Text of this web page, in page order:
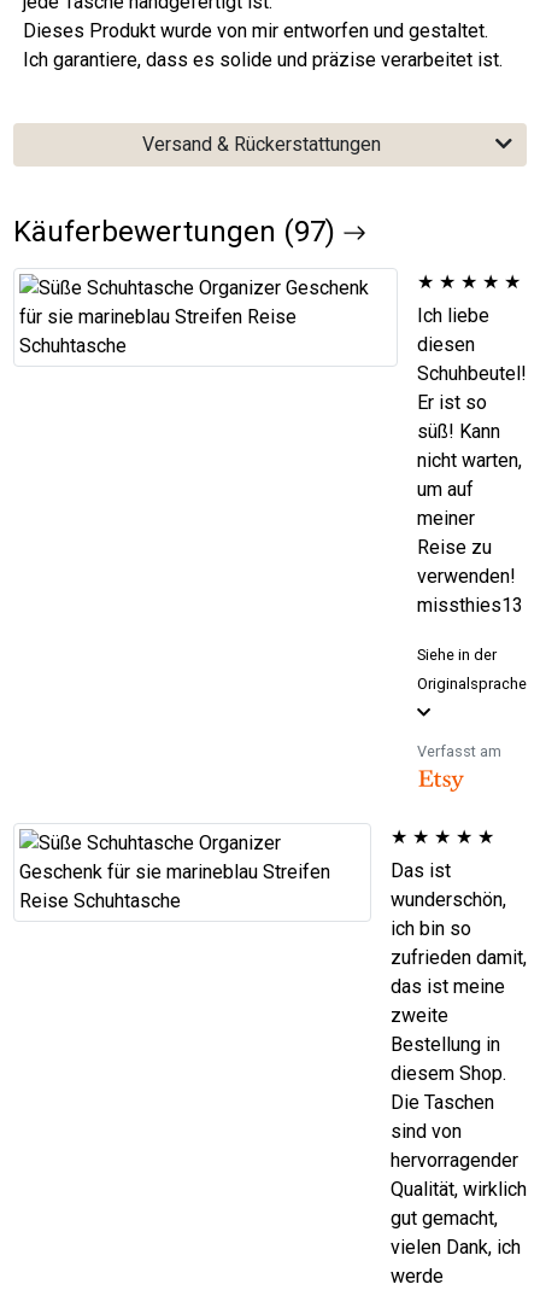
Dieses Produkt wurde von mir entworfen und gestaltet.
Ich garantiere, dass es solide und präzise verarbeitet ist.
Versand & Rückerstattungen
Käuferbewertungen (97)
★ ★ ★ ★ ★
Ich liebe
diesen
Schuhbeutel!
Er ist so
süß! Kann
nicht warten,
um auf
meiner
Reise zu
verwenden!
missthies13
Siehe in der
Originalsprache
Verfasst am
★ ★ ★ ★ ★
Das ist
wunderschön,
ich bin so
zufrieden damit,
das ist meine
zweite
Bestellung in
diesem Shop.
Die Taschen
sind von
hervorragender
Qualität, wirklich
gut gemacht,
vielen Dank, ich
werde